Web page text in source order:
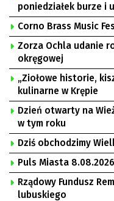
poniedziałek burze i
Corno Brass Music
Zorza Ochla udanie
okręgowej
„Ziołowe historie,
kulinarne w Krępie
Dzień otwarty na
w tym roku
Dziś obchodzimy
Puls Miasta 8.08.2026
Rządowy Fundusz
lubuskiego